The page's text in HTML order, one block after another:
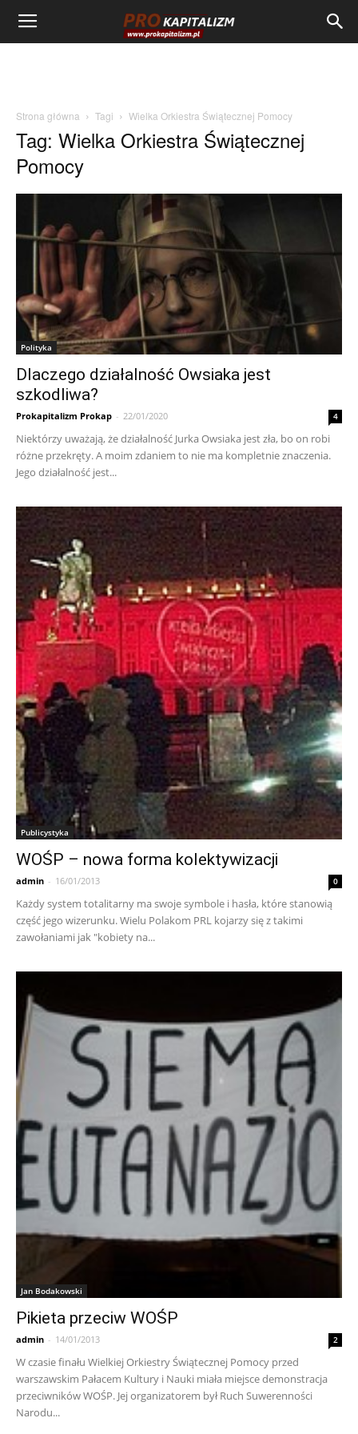
Strona główna Tagi Wielka Orkiestra Świątecznej Pomocy
Tag: Wielka Orkiestra Świątecznej
Pomocy
Polityka
Dlaczego działalność Owsiaka jest
szkodliwa?
Prokapitalizm Prokap - 22/01/2020 4
Niektórzy uważają, że działalność Jurka Owsiaka jest zła, bo on robi
różne przekręty. A moim zdaniem to nie ma kompletnie znaczenia.
Jego działalność jest...
Publicystyka
WOŚP – nowa forma kolektywizacji
admin - 16/01/2013 0
Każdy system totalitarny ma swoje symbole i hasła, które stanowią
część jego wizerunku. Wielu Polakom PRL kojarzy się z takimi
zawołaniami jak "kobiety na...
Jan Bodakowski
Pikieta przeciw WOŚP
admin - 14/01/2013 2
W czasie finału Wielkiej Orkiestry Świątecznej Pomocy przed
warszawskim Pałacem Kultury i Nauki miała miejsce demonstracja
przeciwników WOŚP. Jej organizatorem był Ruch Suwerenności
Narodu...